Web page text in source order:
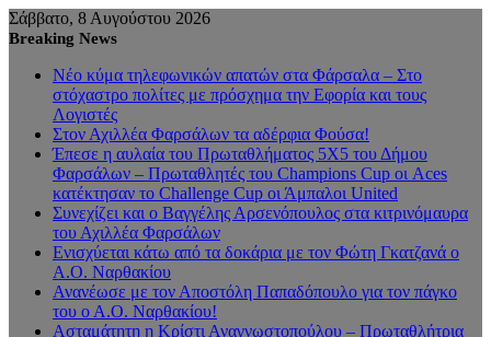
Σάββατο, 8 Αυγούστου 2026
Breaking News
Νέο κύμα τηλεφωνικών απατών στα Φάρσαλα – Στο
στόχαστρο πολίτες με πρόσχημα την Εφορία και τους
Λογιστές
Στον Αχιλλέα Φαρσάλων τα αδέρφια Φούσα!
Έπεσε η αυλαία του Πρωταθλήματος 5Χ5 του Δήμου
Φαρσάλων – Πρωταθλητές του Champions Cup οι Aces
κατέκτησαν το Challenge Cup οι Άμπαλοι United
Συνεχίζει και ο Βαγγέλης Αρσενόπουλος στα κιτρινόμαυρα
του Αχιλλέα Φαρσάλων
Ενισχύεται κάτω από τα δοκάρια με τον Φώτη Γκατζανά ο
Α.Ο. Ναρθακίου
Ανανέωσε με τον Αποστόλη Παπαδόπουλο για τον πάγκο
του ο Α.Ο. Ναρθακίου!
Ασταμάτητη η Κρίστι Αναγνωστοπούλου – Πρωταθλήτρια